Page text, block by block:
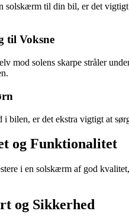
solskærm til din bil, er det
til Voksne
mod solens skarpe stråler
i bilen, er det ekstra vigtigt at
og Funktionalitet
i en solskærm af god
og Sikkerhed